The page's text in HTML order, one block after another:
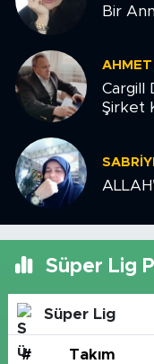
Bir
AHMET
Cargill
Şirket
Süper Lig
Süper Lig
# Takım